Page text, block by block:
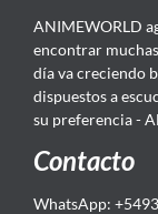
ANIMEWORLD
encontrar
día va creciendo
dispuestos a
su preferencia -
Contacto
WhatsApp: